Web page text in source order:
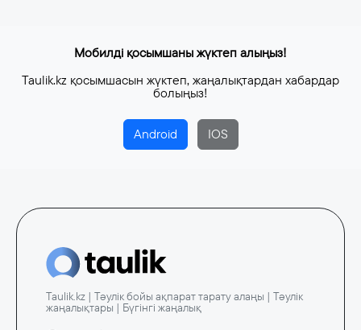
Мобилді қосымшаны жүктеп алыңыз!
Taulik.kz қосымшасын жүктеп, жаңалықтардан хабардар
болыңыз!
Android IOS
Taulik.kz | Тәулік бойы ақпарат тарату алаңы | Тәулік
жаңалықтары | Бүгінгі жаңалық